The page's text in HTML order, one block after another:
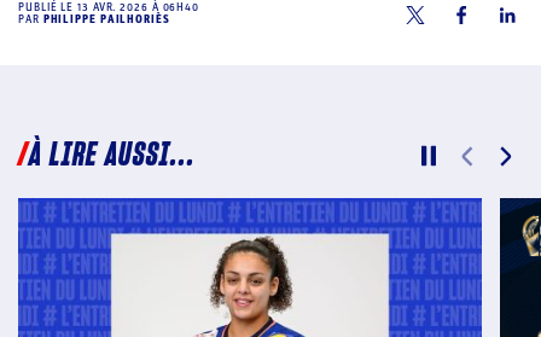
PUBLIÉ LE13 AVR. 2026 À 06H40
PAR PHILIPPE PAILHORIÈS
À LIRE AUSSI...